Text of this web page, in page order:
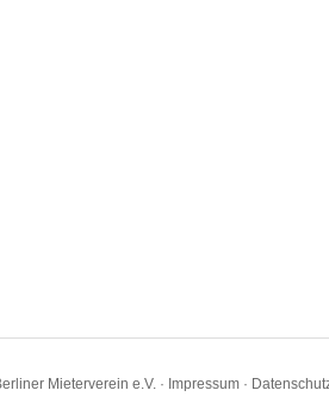
Mieterverein e.V. · Impressum ·